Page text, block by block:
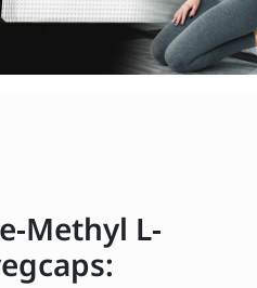
Methyl L-